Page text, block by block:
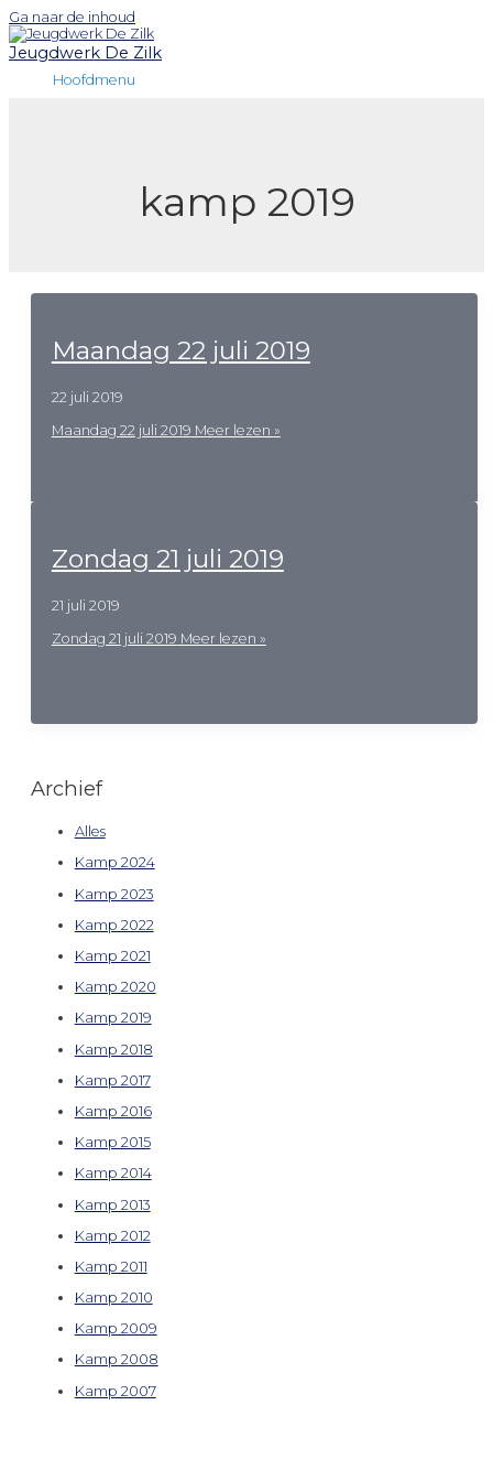
Ga naar de inhoud
Jeugdwerk De Zilk
Hoofdmenu
kamp 2019
Archief
Alles
Kamp 2024
Kamp 2023
Kamp 2022
Kamp 2021
Kamp 2020
Kamp 2019
Kamp 2018
Kamp 2017
Kamp 2016
Kamp 2015
Kamp 2014
Kamp 2013
Kamp 2012
Kamp 2011
Kamp 2010
Kamp 2009
Kamp 2008
Kamp 2007
Maandag 22 juli 2019
22 juli 2019
Maandag 22 juli 2019 Meer lezen »
Zondag 21 juli 2019
21 juli 2019
Zondag 21 juli 2019 Meer lezen »